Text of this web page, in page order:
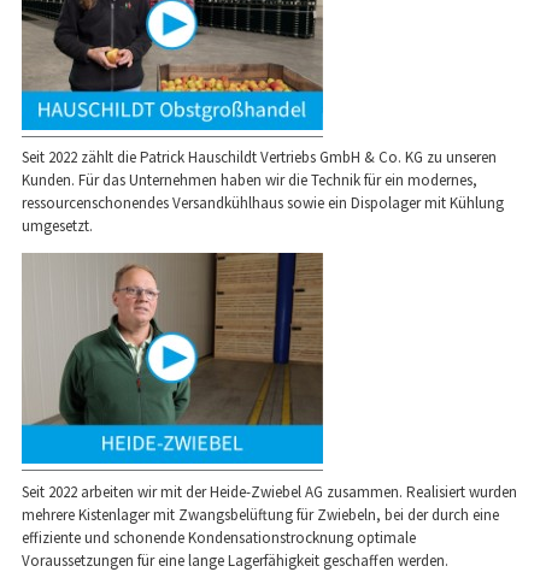
Seit 2022 zählt die Patrick Hauschildt Vertriebs GmbH & Co. KG zu unseren
Kunden. Für das Unternehmen haben wir die Technik für ein modernes,
ressourcenschonendes Versandkühlhaus sowie ein Dispolager mit Kühlung
umgesetzt.
Seit 2022 arbeiten wir mit der Heide-Zwiebel AG zusammen. Realisiert wurden
mehrere Kistenlager mit Zwangsbelüftung für Zwiebeln, bei der durch eine
effiziente und schonende Kondensationstrocknung optimale
Voraussetzungen für eine lange Lagerfähigkeit geschaffen werden.